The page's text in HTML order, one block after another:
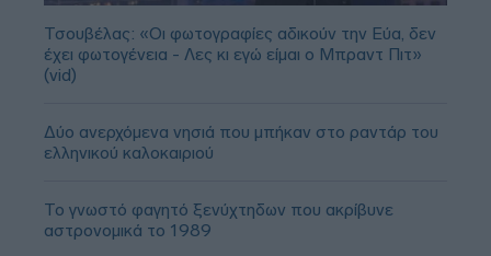
Τσουβέλας: «Οι φωτογραφίες αδικούν την Εύα, δεν
έχει φωτογένεια - Λες κι εγώ είμαι ο Μπραντ Πιτ»
(vid)
Δύο ανερχόμενα νησιά που μπήκαν στο ραντάρ του
ελληνικού καλοκαιριού
Το γνωστό φαγητό ξενύχτηδων που ακρίβυνε
αστρονομικά το 1989